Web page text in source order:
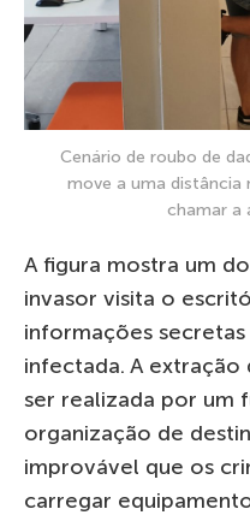
Cenário de roubo de
move a uma distância
chamar a
A figura mostra um
invasor visita o
informações secretas
infectada. A
ser realizada por um
organização de
improvável que os
carregar